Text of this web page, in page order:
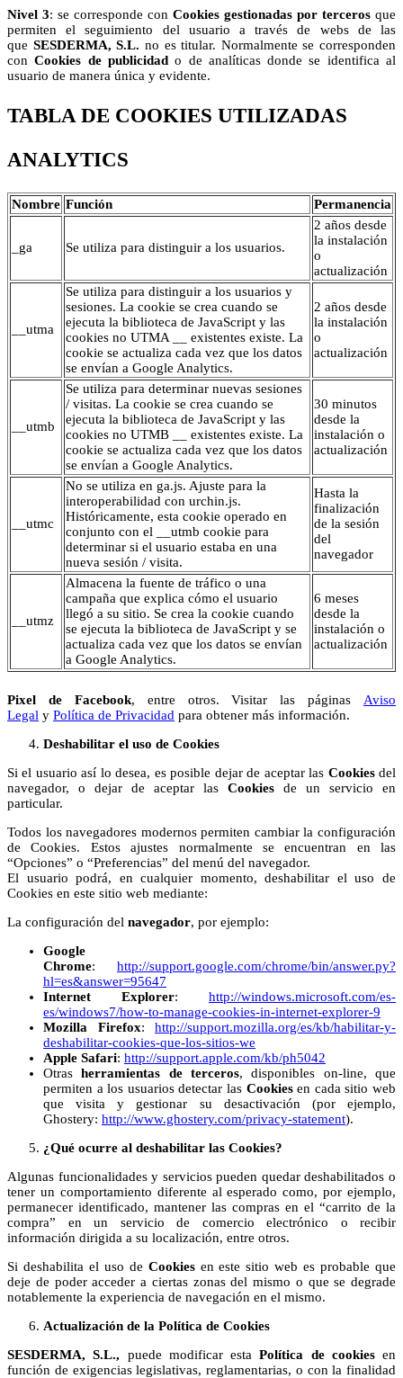
Nivel 3: se corresponde con Cookies gestionadas por terceros que
permiten el seguimiento del usuario a través de webs de las
que SESDERMA, S.L. no es titular. Normalmente se corresponden
conCookies de publicidado de analíticas donde se identifica al
usuario de manera única y evidente.
TABLA DE COOKIES UTILIZADAS
ANALYTICS
Nombre Función Permanencia
_ga Se utiliza para distinguir a los usuarios.
2 años desde
la instalación
o
actualización
__utma
Se utiliza para distinguir a los usuarios y
sesiones. La cookie se crea cuando se
ejecuta la biblioteca de JavaScript y las
cookies no UTMA __ existentes existe. La
cookie se actualiza cada vez que los datos
se envían a Google Analytics.
2 años desde
la instalación
o
actualización
__utmb
Se utiliza para determinar nuevas sesiones
/ visitas. La cookie se crea cuando se
ejecuta la biblioteca de JavaScript y las
cookies no UTMB __ existentes existe. La
cookie se actualiza cada vez que los datos
se envían a Google Analytics.
30 minutos
desde la
instalación o
actualización
__utmc
No se utiliza en ga.js. Ajuste para la
interoperabilidad con urchin.js.
Históricamente, esta cookie operado en
conjunto con el __utmb cookie para
determinar si el usuario estaba en una
nueva sesión / visita.
Hasta la
finalización
de la sesión
del
navegador
__utmz
Almacena la fuente de tráfico o una
campaña que explica cómo el usuario
llegó a su sitio. Se crea la cookie cuando
se ejecuta la biblioteca de JavaScript y se
actualiza cada vez que los datos se envían
a Google Analytics.
6 meses
desde la
instalación o
actualización
Pixel de Facebook, entre otros. Visitar las páginas Aviso
Legal y Política de Privacidad para obtener más información.
Deshabilitar el uso de Cookies
Si el usuario así lo desea, es posible dejar de aceptar las Cookiesdel
navegador, o dejar de aceptar las Cookies de un servicio en
particular.
Todos los navegadores modernos permiten cambiar la configuración
de Cookies. Estos ajustes normalmente se encuentran en las
“Opciones” o “Preferencias” del menú del navegador.
El usuario podrá, en cualquier momento, deshabilitar el uso de
Cookies en este sitio web mediante:
La configuración del navegador, por ejemplo:
Google
Chrome: http://support.google.com/chrome/bin/answer.py?
hl=es&answer=95647
Internet Explorer: http://windows.microsoft.com/es-
es/windows7/how-to-manage-cookies-in-internet-explorer-9
Mozilla Firefox: http://support.mozilla.org/es/kb/habilitar-y-
deshabilitar-cookies-que-los-sitios-we
Apple Safari: http://support.apple.com/kb/ph5042
Otrasherramientas de terceros, disponibles on-line, que
permiten a los usuarios detectar las Cookiesen cada sitio web
que visita y gestionar su desactivación (por ejemplo,
Ghostery: http://www.ghostery.com/privacy-statement).
¿Qué ocurre al deshabilitar las Cookies?
Algunas funcionalidades y servicios pueden quedar deshabilitados o
tener un comportamiento diferente al esperado como, por ejemplo,
permanecer identificado, mantener las compras en el “carrito de la
compra” en un servicio de comercio electrónico o recibir
información dirigida a su localización, entre otros.
Si deshabilita el uso de Cookiesen este sitio web es probable que
deje de poder acceder a ciertas zonas del mismo o que se degrade
notablemente la experiencia de navegación en el mismo.
Actualización de la Política de Cookies
SESDERMA, S.L., puede modificar estaPolítica de cookiesen
función de exigencias legislativas, reglamentarias, o con la finalidad